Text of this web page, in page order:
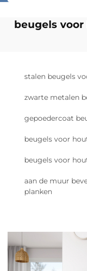
beugels
stalen beugels
zwarte metalen
gepoedercoat
beugels voor
beugels voor
aan de muur
planken